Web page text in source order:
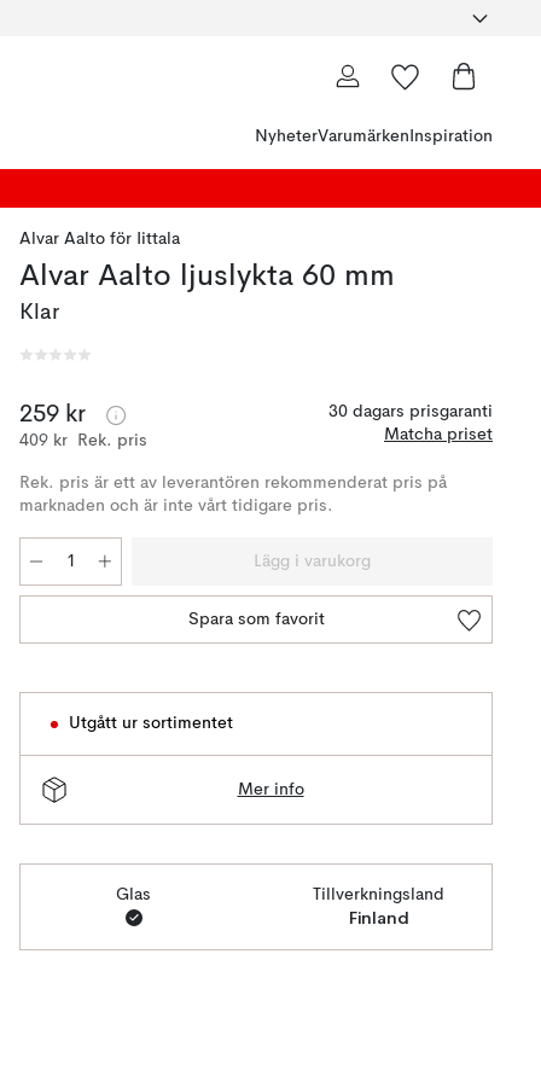
NyheterVarumärken Inspiration
Alvar Aalto för Iittala
Alvar Aalto ljuslykta 60 mm
Klar
259 kr
409 kr Rek. pris
30 dagars prisgaranti
Matcha priset
Rek. pris är ett av leverantören rekommenderat pris på
marknaden och är inte vårt tidigare pris.
Lägg i varukorg
Spara som favorit
Utgått ur sortimentet
Mer info
Glas Tillverkningsland
Finland